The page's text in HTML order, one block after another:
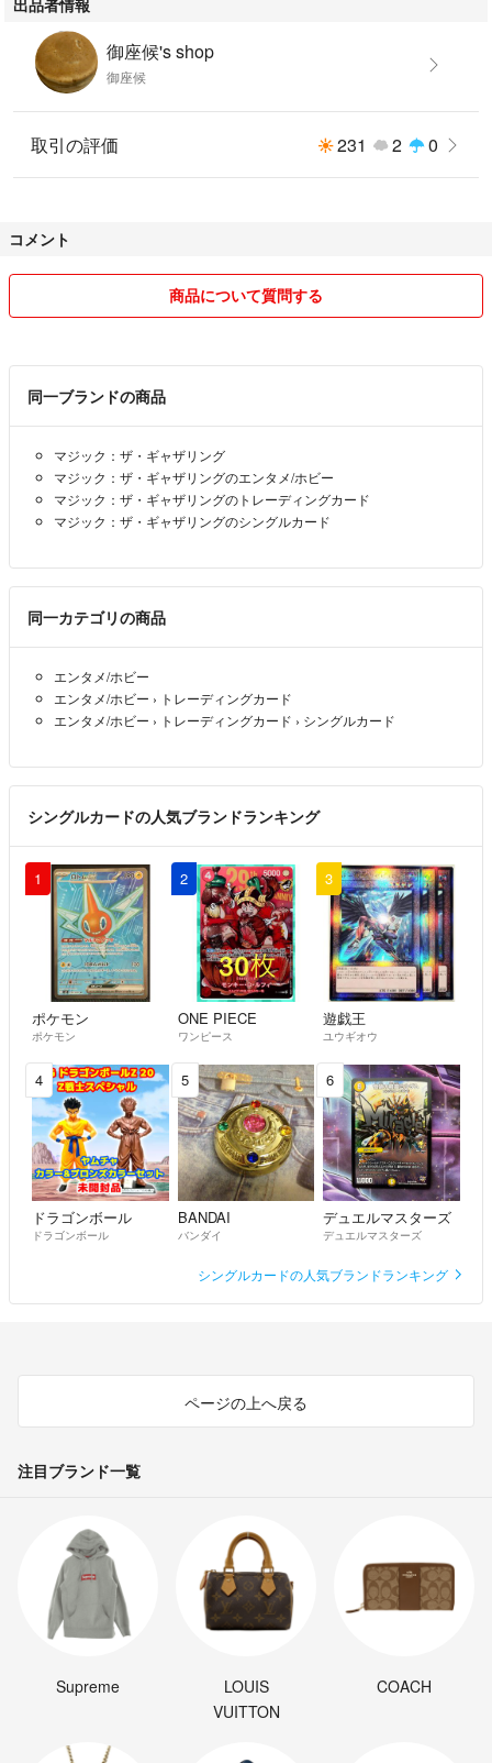
御座候's shop
御座候
取引の評価 231 2 0
コメント
商品について質問する
同一ブランドの商品
マジック：ザ・ギャザリング
マジック：ザ・ギャザリングのエンタメ/ホビー
マジック：ザ・ギャザリングのトレーディングカード
マジック：ザ・ギャザリングのシングルカード
同一カテゴリの商品
エンタメ/ホビー
エンタメ/ホビー › トレーディングカード
エンタメ/ホビー › トレーディングカード › シングルカード
シングルカードの人気ブランドランキング
1
ポケモン
ポケモン
2
ONE PIECE
ワンピース
3
遊戯王
ユウギオウ
4
ドラゴンボール
ドラゴンボール
5
BANDAI
バンダイ
6
デュエルマスターズ
デュエルマスターズ
シングルカードの人気ブランドランキング
ページの上へ戻る
注目ブランド一覧
Supreme
LOUIS
VUITTON
COACH